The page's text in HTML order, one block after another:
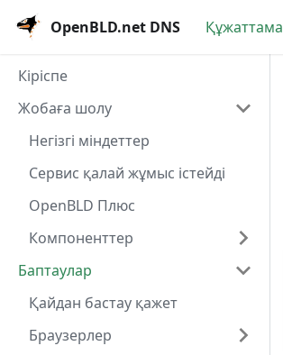
OpenBLD.net DNS Құжаттама
Кіріспе
Жобаға шолу
Негізгі міндеттер
Сервис қалай жұмыс істейді
OpenBLD Плюс
Компоненттер
Баптаулар
Қайдан бастау қажет
Браузерлер